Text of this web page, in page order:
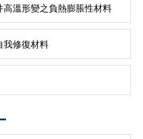
溫形變之負熱膨脹性材料
我修復材料